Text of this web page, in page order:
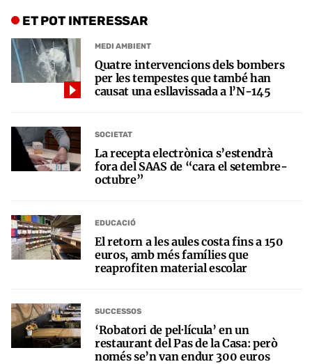
ET POT INTERESSAR
MEDI AMBIENT
Quatre intervencions dels bombers
per les tempestes que també han
causat una esllavissada a l’N-145
SOCIETAT
La recepta electrònica s’estendrà
fora del SAAS de “cara el setembre-
octubre”
EDUCACIÓ
El retorn a les aules costa fins a 150
euros, amb més famílies que
reaprofiten material escolar
SUCCESSOS
‘Robatori de pel·lícula’ en un
restaurant del Pas de la Casa: però
només se’n van endur 300 euros